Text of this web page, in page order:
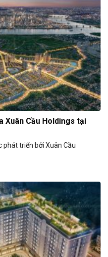
Xuân Cầu Holdings tại
triển bởi Xuân Cầu